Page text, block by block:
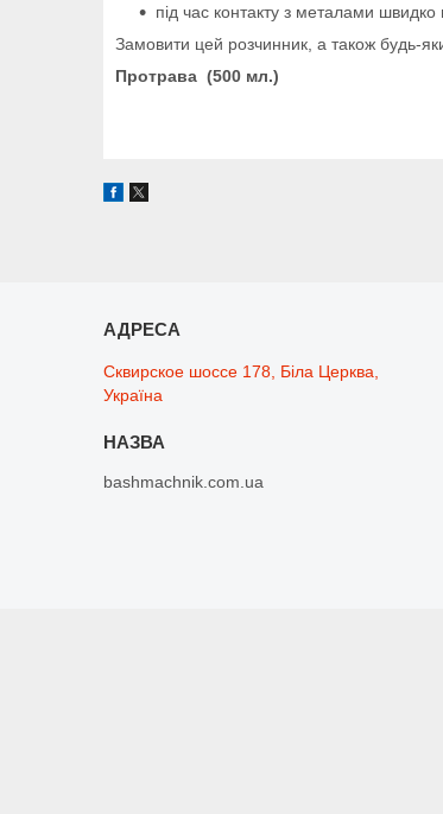
під час контакту з металами швидко
Замовити цей розчинник, а також будь-
Протрава (500 мл.)
Сквирское шоссе 178, Біла Церква,
Україна
bashmachnik.com.ua